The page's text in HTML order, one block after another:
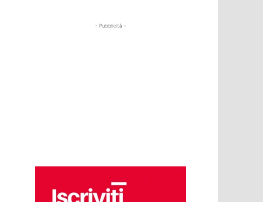
- Pubblicità -